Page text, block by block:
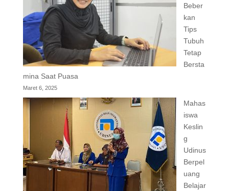
Beber
kan
Tips
Tubuh
Tetap
Bersta
mina Saat Puasa
Maret 6, 2025
Mahas
iswa
Keslin
g
Udinus
Berpel
uang
Belajar